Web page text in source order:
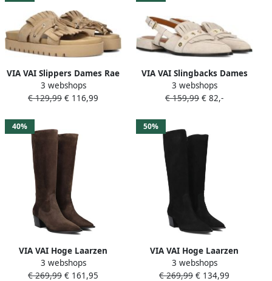
VIA VAI Slippers Dames Rae
Laila Maat: 37 Materiaal:
Suède Kleur: Beige
3 webshops
€ 129,99 € 116,99
VIA VAI Slingbacks Dames
Jazz Tammi Maat: 41
Materiaal: Suède Kleur:
3 webshops
€ 159,99 € 82,-
40%
VIA VAI Hoge Laarzen
Dames Kate Elena Maat: 38
Materiaal: Suède Kleur:
3 webshops
€ 269,99 € 161,95
50%
VIA VAI Hoge Laarzen
Dames Kate Elena Maat: 38
Materiaal: Suède Kleur:
3 webshops
€ 269,99 € 134,99